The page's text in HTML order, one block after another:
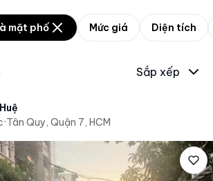
mặt phố Mức giá Diện tích
Sắp xếp
·Tân Quy, Quận 7, HCM